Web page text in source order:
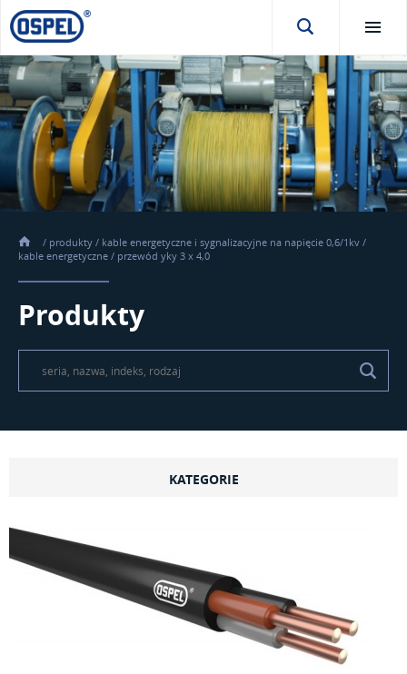
/ produkty / kable energetyczne i sygnalizacyjne na napięcie 0,6/1kv /
kable energetyczne / przewód yky 3 x 4,0
Produkty
KATEGORIE